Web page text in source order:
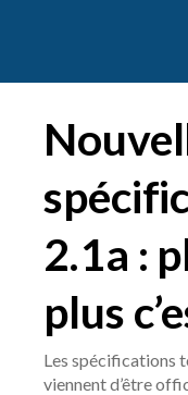
2.1a :
plus
Les spécifications
viennent d’être